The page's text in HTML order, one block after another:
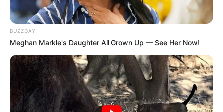
BUZZDAY
Meghan Markle's Daughter All Grown Up — See Her Now!